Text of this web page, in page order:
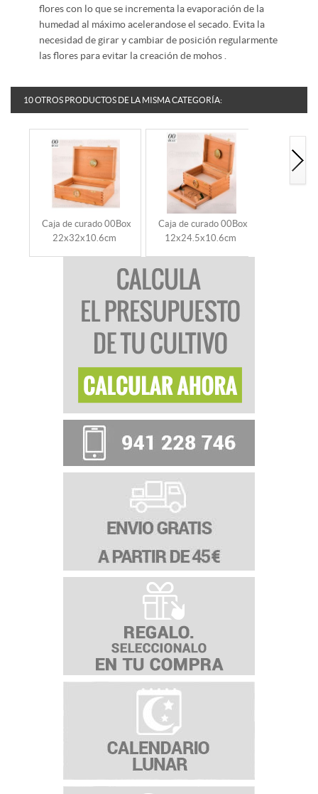
flores con lo que se incrementa la evaporación de la
humedad al máximo acelerandose el secado. Evita la
necesidad de girar y cambiar de posición regularmente
las flores para evitar la creación de mohos .
10 OTROS PRODUCTOS DE LA MISMA CATEGORÍA:
Caja de curado 00Box
22x32x10.6cm
Caja de curado 00Box
12x24.5x10.6cm